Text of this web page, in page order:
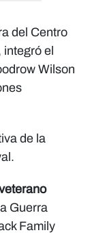
del Centro
el
Wilson
de la
Guerra
Family